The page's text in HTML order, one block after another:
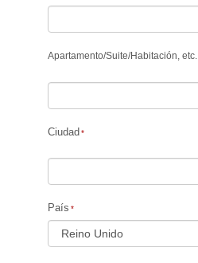
Apartamento/Suite/Habitación, etc.
Ciudad
País